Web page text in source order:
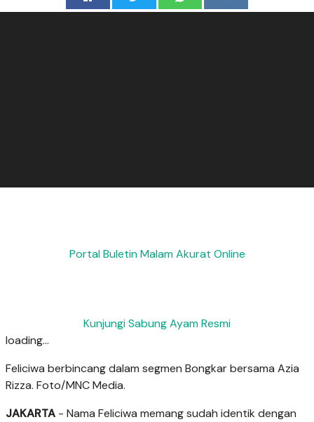
Portal Buletin Malam Akurat Online
Kunjungi Sabung Ayam Resmi
loading...
Feliciwa berbincang dalam segmen Bongkar bersama Azia
Rizza. Foto/MNC Media.
JAKARTA - Nama Feliciwa memang sudah identik dengan